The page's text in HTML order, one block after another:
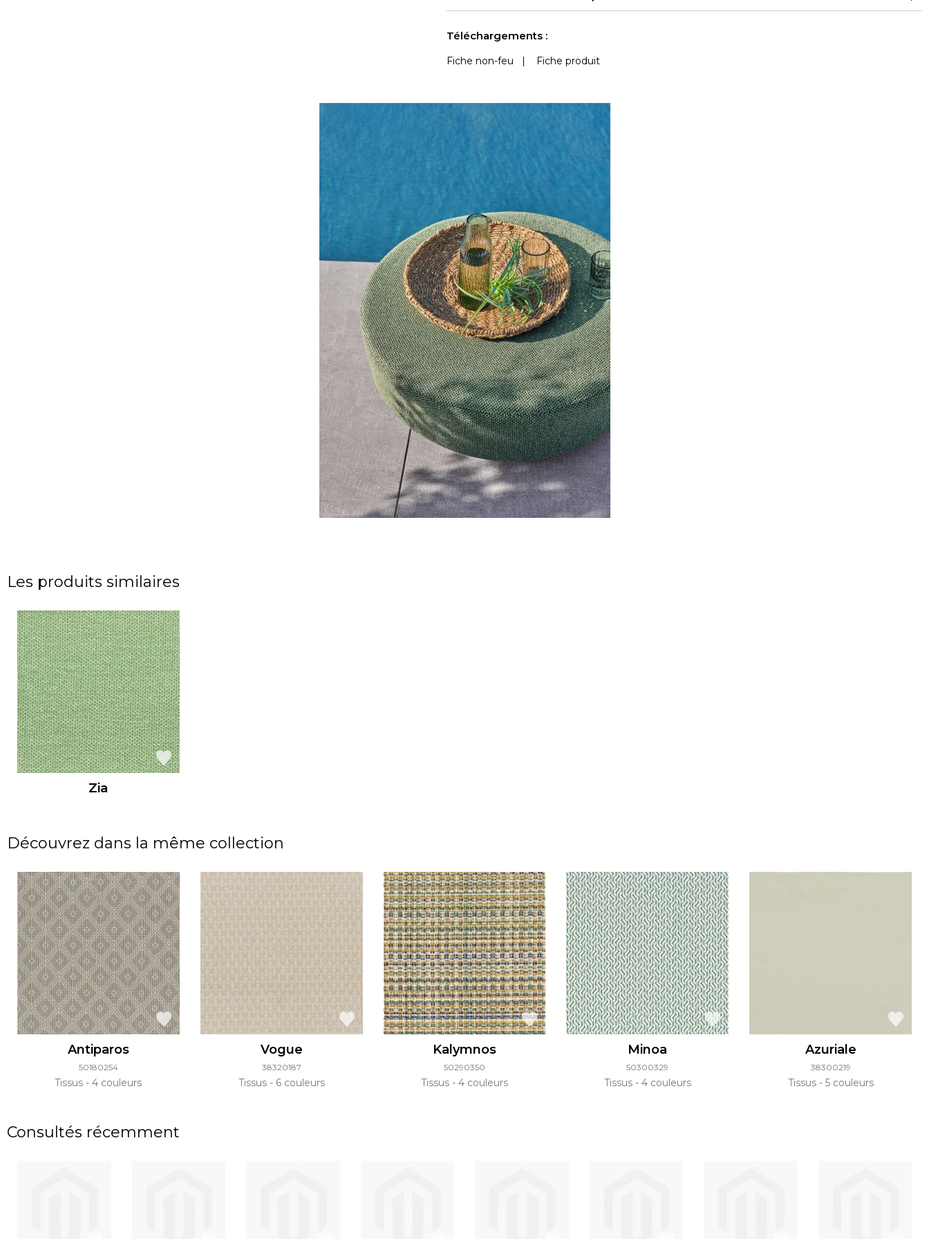
martindale
15,000 à 30,000 doubles rubs (Wyzenbeek)
Accoustique
Outdoor
Anti-moisissure
Téléchargements :
Fiche non-feu Fiche produit
Les produits similaires
Zia
Découvrez dans la même collection
Antiparos
50180254
Tissus 4 couleurs
Vogue
38320187
Tissus 6 couleurs
Kalymnos
50290350
Tissus 4 couleurs
Minoa
50300329
Tissus 4 couleurs
Azuriale
38300219
Tissus 5 couleurs
Consultés récemment